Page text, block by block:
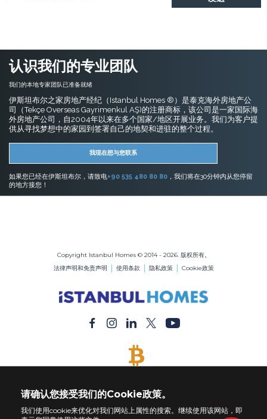
认识我们的专业团队
我们的本地专家团队已准备就绪
伊斯坦布尔之家房地产经纪（Istanbul Homes ®）是泰克海外房地产公
司（Tekçe Overseas Gayrimenkul AŞ)的注册商标，该公司是一家国际海
外房地产公司，自2004年以来在多个国家/地区开展业务。我们为客户提
供从寻找梦想中的家园到签署自己的地契和进驻的整个过程。
我现在想与您联系
如果您已经在伊斯坦布尔，请致电+90 535 480 80 80 ，我们将在30分钟内从您停留
的地方接您！
Copyright Istanbul Homes © 2014 - 2026. 版权所有。
法律声明和免责声明
使用条款 隐私政策 Cookie政策
请确认您接受我们的Cookie政策。
我们使用cookie来优化对我们网站上属性的搜索。继续使用该网站，即